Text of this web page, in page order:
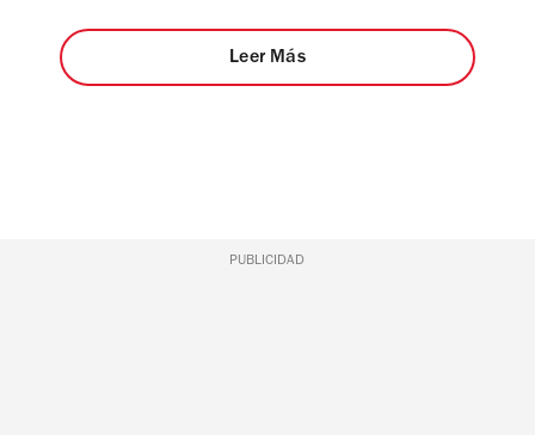
Leer Más
PUBLICIDAD